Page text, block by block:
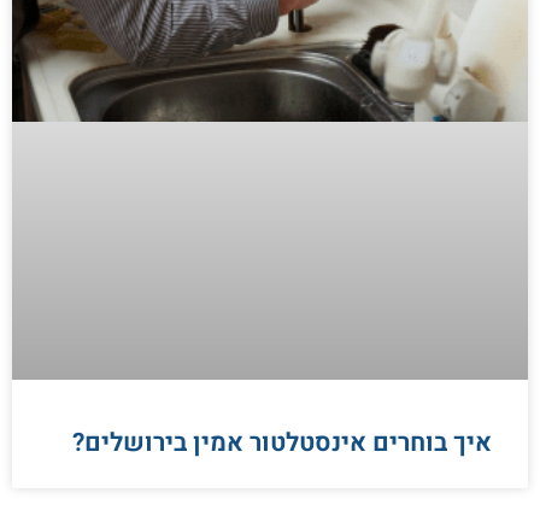
איך בוחרים אינסטלטור אמין בירושלים?